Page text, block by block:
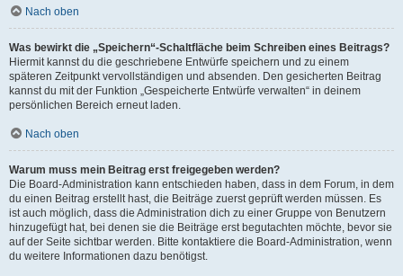
Nach oben
Was bewirkt die „Speichern“-Schaltfläche beim Schreiben eines Beitrags?
Hiermit kannst du die geschriebene Entwürfe speichern und zu einem
späteren Zeitpunkt vervollständigen und absenden. Den gesicherten Beitrag
kannst du mit der Funktion „Gespeicherte Entwürfe verwalten“ in deinem
persönlichen Bereich erneut laden.
Nach oben
Warum muss mein Beitrag erst freigegeben werden?
Die Board-Administration kann entschieden haben, dass in dem Forum, in dem
du einen Beitrag erstellt hast, die Beiträge zuerst geprüft werden müssen. Es
ist auch möglich, dass die Administration dich zu einer Gruppe von Benutzern
hinzugefügt hat, bei denen sie die Beiträge erst begutachten möchte, bevor sie
auf der Seite sichtbar werden. Bitte kontaktiere die Board-Administration, wenn
du weitere Informationen dazu benötigst.